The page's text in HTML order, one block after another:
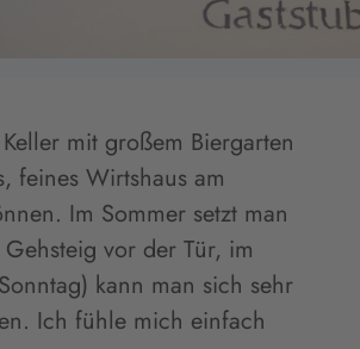
mit großem Biergarten
feines Wirtshaus am
Im Sommer setzt man
vor der Tür, im
kann man sich sehr
Ich fühle mich einfach